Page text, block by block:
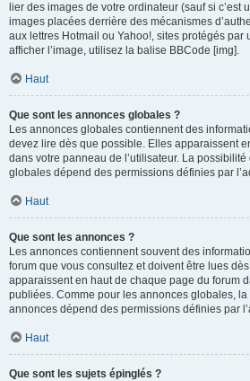
lier des images de votre ordinateur (sauf si c’est
images placées derrière des mécanismes
aux lettres Hotmail ou Yahoo!, sites protégés par
afficher l’image, utilisez la balise BBCode [img].
Haut
Que sont les annonces globales ?
Les annonces globales contiennent des
devez lire dès que possible. Elles apparaissent
dans votre panneau de l’utilisateur. La
globales dépend des permissions définies par
Haut
Que sont les annonces ?
Les annonces contiennent souvent des
forum que vous consultez et doivent être lues
apparaissent en haut de chaque page du forum
publiées. Comme pour les annonces globales,
annonces dépend des permissions définies par
Haut
Que sont les sujets épinglés ?